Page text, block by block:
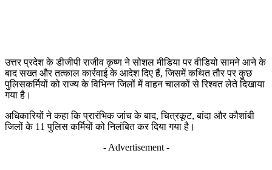
उत्तर प्रदेश के डीजीपी राजीव कृष्ण ने सोशल मीडिया पर वीडियो सामने आने के
बाद सख्त और तत्काल कार्रवाई के आदेश दिए हैं, जिसमें कथित तौर पर कुछ
पुलिसकर्मियों को राज्य के विभिन्न जिलों में वाहन चालकों से रिश्वत लेते दिखाया
गया है।
अधिकारियों ने कहा कि प्रारंभिक जांच के बाद, चित्रकूट, बांदा और कौशांबी
जिलों के 11 पुलिस कर्मियों को निलंबित कर दिया गया है।
- Advertisement -